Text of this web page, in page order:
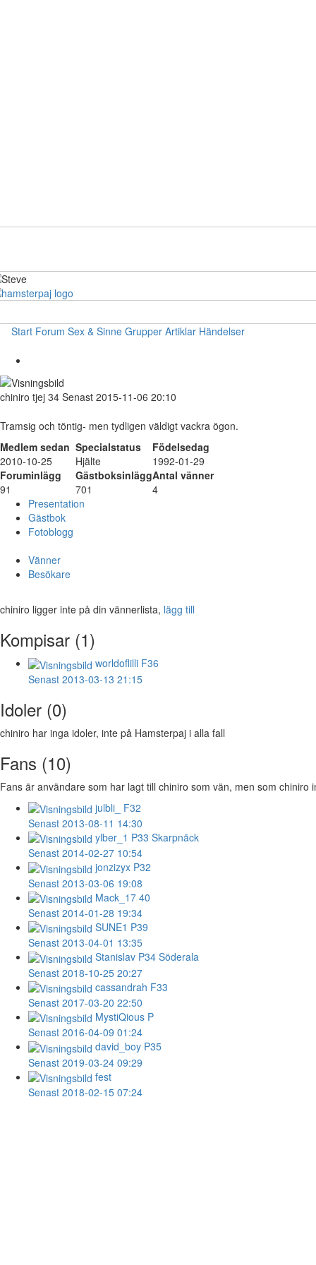
Start Forum Sex & Sinne Grupper Artiklar Händelser
chiniro tjej 34 Senast 2015-11-06 20:10
Tramsig och töntig- men tydligen väldigt vackra ögon.
Medlem sedan Specialstatus
Födelsedag
2010-10-25
Hjälte
1992-01-29
Foruminlägg
GästboksinläggAntal vänner
91
701
4
Presentation
Gästbok
Fotoblogg
Vänner
Besökare
chiniro ligger inte på din vännerlista, lägg till
Kompisar (1)
worldoflilli F36
Senast 2013-03-13 21:15
Idoler (0)
chiniro har inga idoler, inte på Hamsterpaj i alla fall
Fans (10)
Fans är användare som har lagt till chiniro som vän, men som chiniro
julbli_
F32
Senast 2013-08-11 14:30
ylber_1 P33 Skarpnäck
Senast 2014-02-27 10:54
jonzizyx P32
Senast 2013-03-06 19:08
Mack_17 40
Senast 2014-01-28 19:34
SUNE1 P39
Senast 2013-04-01 13:35
Stanislav P34 Söderala
Senast 2018-10-25 20:27
cassandrah F33
Senast 2017-03-20 22:50
MystiQious P
Senast 2016-04-09 01:24
david_boy P35
Senast 2019-03-24 09:29
fest
Senast 2018-02-15 07:24